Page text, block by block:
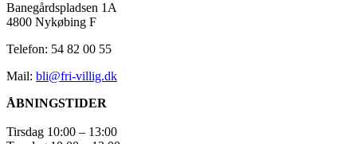
Banegårdspladsen 1A
4800 Nykøbing F
Telefon: 54 82 00 55
Mail: bli@fri-villig.dk
ÅBNINGSTIDER
Tirsdag 10:00 – 13:00